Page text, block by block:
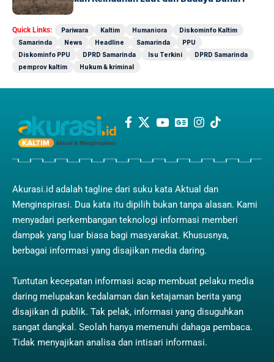
Quick Links: Pariwara Kaltim Humaniora
Diskominfo Kaltim
Samarinda
News Headline Samarinda
PPU
Diskominfo PPU
DPRD Samarinda Isu Terkini
DPRD Samarinda
pemprov kaltim
Hukum & kriminal
Akurasi.id adalah tagline dari suku kata Aktual dan
Menginspirasi. Dua kata itu dipilih bukan tanpa alasan. Kami
menyadari perkembangan teknologi informasi memberi
dampak yang luar biasa bagi masyarakat. Khususnya,
berbagai informasi yang disajikan media daring.
Tuntutan kecepatan informasi acap membuat pelaku media
daring melupakan kedalaman dan ketajaman berita yang
disajikan di publik. Tak pelak, informasi yang disuguhkan
sangat dangkal. Seolah hanya memenuhi dahaga pembaca.
Tidak menyajikan analisa dan intisari informasi.